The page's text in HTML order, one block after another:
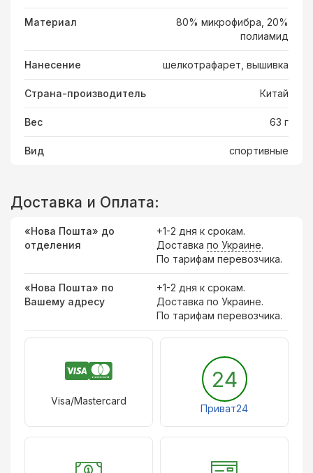
Материал
80% микрофибра, 20%
полиамид
Нанесение шелкотрафарет, вышивка
Страна-производитель Китай
Вес 63 г
Вид спортивные
Доставка и Оплата:
«Нова Пошта» до
отделения
+1-2 дня к срокам.
Доставка по Украине.
По тарифам перевозчика.
«Нова Пошта» по
Вашему адресу
+1-2 дня к срокам.
Доставка по Украине.
По тарифам перевозчика.
Visa/Mastercard
24
Приват24